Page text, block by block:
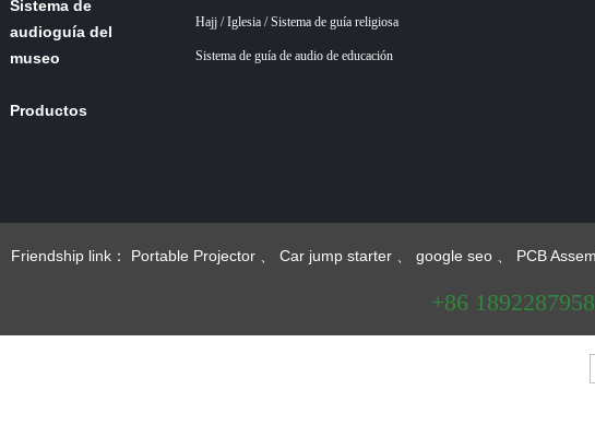
Sistema de
audioguía del
museo
Productos
Hajj / Iglesia / Sistema de guía religiosa
Sistema de guía de audio de educación
Friendship link： Portable Projector Car jump starter google seo PCB
+86